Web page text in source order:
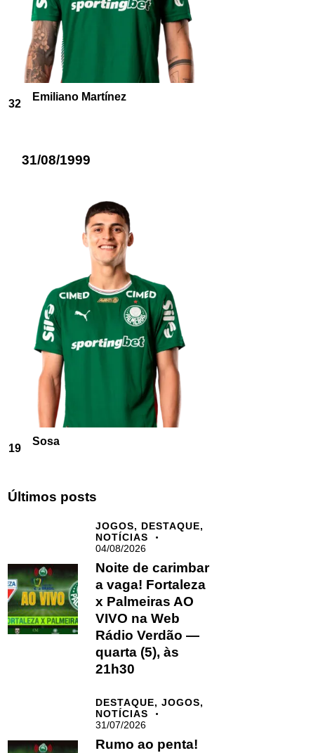
32
Emiliano Martínez
31/08/1999
19
Sosa
Últimos posts
JOGOS, DESTAQUE,
NOTÍCIAS
04/08/2026
Noite de carimbar
a vaga! Fortaleza
x Palmeiras AO
VIVO na Web
Rádio Verdão —
quarta (5), às
21h30
DESTAQUE,JOGOS,
NOTÍCIAS
31/07/2026
Rumo ao penta!